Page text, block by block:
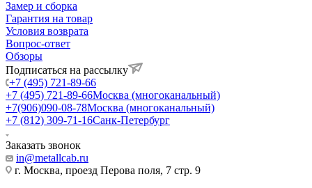
Замер и сборка
Гарантия на товар
Условия возврата
Вопрос-ответ
Обзоры
Подписаться на рассылку
+7 (495) 721-89-66
+7 (495) 721-89-66Москва (многоканальный)
+7(906)090-08-78Москва (многоканальный)
+7 (812) 309-71-16Санк-Петербург
Заказать звонок
in@metallcab.ru
г. Москва, проезд Перова поля, 7 стр. 9